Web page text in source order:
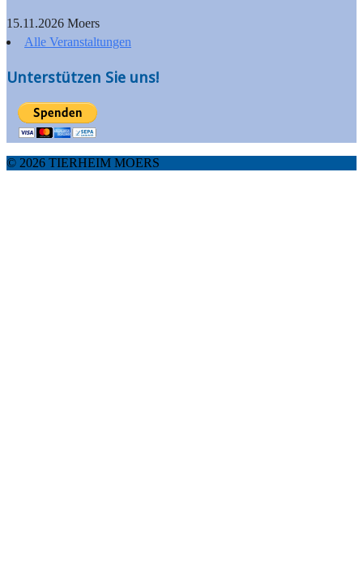
15.11.2026 Moers
Alle Veranstaltungen
Unterstützen Sie uns!
© 2026 TIERHEIM MOERS